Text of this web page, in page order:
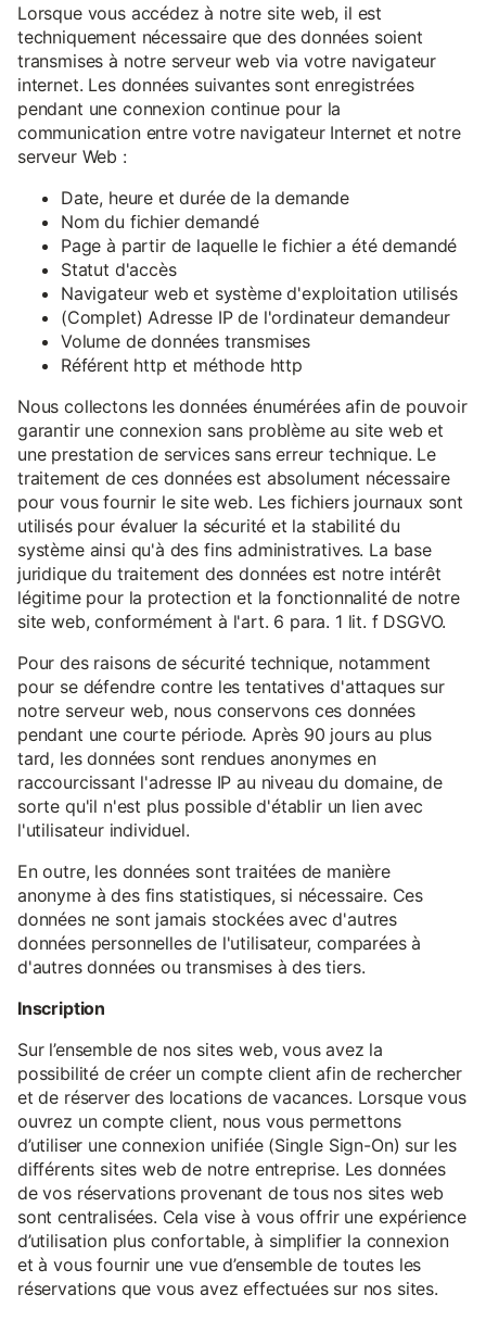
Lorsque vous accédez à notre site web, il est
techniquement nécessaire que des données soient
transmises à notre serveur web via votre navigateur
internet. Les données suivantes sont enregistrées
pendant une connexion continue pour la
communication entre votre navigateur Internet et notre
serveur Web :
Date, heure et durée de la demande
Nom du fichier demandé
Page à partir de laquelle le fichier a été demandé
Statut d'accès
Navigateur web et système d'exploitation utilisés
(Complet) Adresse IP de l'ordinateur demandeur
Volume de données transmises
Référent http et méthode http
Nous collectons les données énumérées afin de pouvoir
garantir une connexion sans problème au site web et
une prestation de services sans erreur technique. Le
traitement de ces données est absolument nécessaire
pour vous fournir le site web. Les fichiers journaux sont
utilisés pour évaluer la sécurité et la stabilité du
système ainsi qu'à des fins administratives. La base
juridique du traitement des données est notre intérêt
légitime pour la protection et la fonctionnalité de notre
site web, conformément à l'art. 6 para. 1 lit. f DSGVO.
Pour des raisons de sécurité technique, notamment
pour se défendre contre les tentatives d'attaques sur
notre serveur web, nous conservons ces données
pendant une courte période. Après 90 jours au plus
tard, les données sont rendues anonymes en
raccourcissant l'adresse IP au niveau du domaine, de
sorte qu'il n'est plus possible d'établir un lien avec
l'utilisateur individuel.
En outre, les données sont traitées de manière
anonyme à des fins statistiques, si nécessaire. Ces
données ne sont jamais stockées avec d'autres
données personnelles de l'utilisateur, comparées à
d'autres données ou transmises à des tiers.
Inscription
Sur l’ensemble de nos sites web, vous avez la
possibilité de créer un compte client afin de rechercher
et de réserver des locations de vacances. Lorsque vous
ouvrez un compte client, nous vous permettons
d’utiliser une connexion unifiée (Single Sign-On) sur les
différents sites web de notre entreprise. Les données
de vos réservations provenant de tous nos sites web
sont centralisées. Cela vise à vous offrir une expérience
d’utilisation plus confortable, à simplifier la connexion
et à vous fournir une vue d’ensemble de toutes les
réservations que vous avez effectuées sur nos sites.